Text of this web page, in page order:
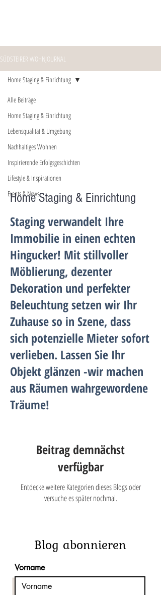
SÜDSTEIRER WOHNJOURNAL
Alle Beiträge
Home Staging & Einrichtung
Lebensqualität & Umgebung
Nachhaltiges Wohnen
Inspirierende Erfolgsgeschichten
Lifestyle & Inspirationen
Events & News
Home Staging & Einrichtung
Home Staging & Einrichtung
Staging verwandelt Ihre
Immobilie in einen echten
Hingucker! Mit stillvoller
Möblierung, dezenter
Dekoration und perfekter
Beleuchtung setzen wir Ihr
Zuhause so in Szene, dass
sich potenzielle Mieter sofort
verlieben. Lassen Sie Ihr
Objekt glänzen -wir machen
aus Räumen wahrgewordene
Träume!
Beitrag demnächst
verfügbar
Entdecke weitere Kategorien dieses Blogs oder
versuche es später nochmal.
Blog abonnieren
Vorname